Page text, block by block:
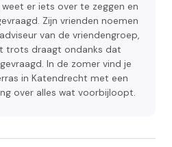
er iets over te zeggen en
Zijn vrienden noemen
van de vriendengroep,
trots draagt ondanks dat
In de zomer vind je
in Katendrecht met een
over alles wat voorbijloopt.